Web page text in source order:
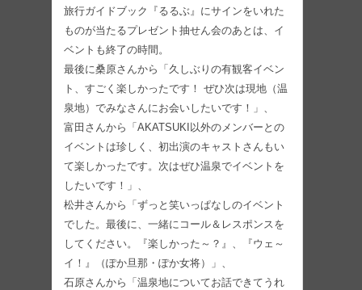
旅行ガイドブック『るるぶ』にサインをいれた
ものが当たるプレゼント抽せん会のあとは、イ
ベントも終了の時間。
最後に桑原さんから「久しぶりの有観客イベン
ト、すごく楽しかったです！ ぜひ次は現地（温
泉地）でみなさんにお会いしたいです！」、
富田さんから「AKATSUKI以外のメンバーとの
イベントは珍しく、初出演のキャストさんもい
て楽しかったです。次はぜひ温泉でイベントを
したいです！」、
松井さんから「ずっと笑いっぱなしのイベント
でした。最後に、一緒にコール＆レスポンスを
してください。『楽しかった～？』、『ウェ～
イ！』（ぽか旦那・ぽか女将）」、
石原さんから「温泉地についてお話できてうれ